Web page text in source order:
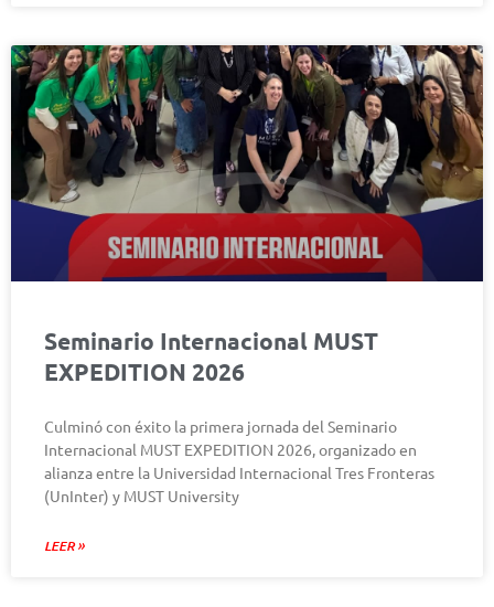
Seminario Internacional MUST
EXPEDITION 2026
Culminó con éxito la primera jornada del Seminario
Internacional MUST EXPEDITION 2026, organizado en
alianza entre la Universidad Internacional Tres Fronteras
(UnInter) y MUST University
LEER »